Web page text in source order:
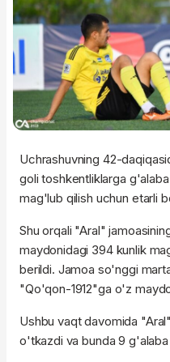
Uchrashuvning 42-
goli toshkentliklarga
mag'lub qilish uchun etarli
Shu orqali "Aral"
maydonidagi 394 kunlik
berildi. Jamoa so'nggi
"Qo'qon-1912"ga o'z
Ushbu vaqt davomida
o'tkazdi va bunda 9